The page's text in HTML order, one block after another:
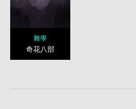
雜學
奇花八部